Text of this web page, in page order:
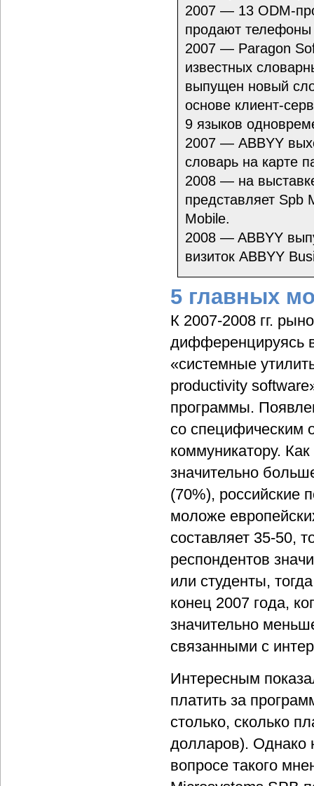
2007 — 13 ODM-
продают телефоны
2007 — Paragon
известных
выпущен новый
основе клиент-
9 языков
2007 — ABBYY
словарь на карте
2008 — на
представляет Spb
Mobile.
2008 — ABBYY
визиток ABBYY
5 главных
К 2007-2008 гг.
дифференцируясь
«системные
productivity
программы.
со специфическим
коммуникатору.
значительно
(70%), российские
моложе
составляет 35-50,
респондентов
или студенты,
конец 2007 года,
значительно
связанными с
Интересным
платить за
столько, сколько
долларов). Однако
вопросе такого